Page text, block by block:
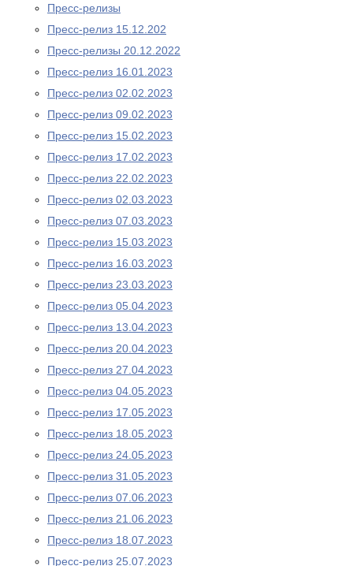
Пресс-релизы
Пресс-релиз 15.12.202
Пресс-релизы 20.12.2022
Пресс-релиз 16.01.2023
Пресс-релиз 02.02.2023
Пресс-релиз 09.02.2023
Пресс-релиз 15.02.2023
Пресс-релиз 17.02.2023
Пресс-релиз 22.02.2023
Пресс-релиз 02.03.2023
Пресс-релиз 07.03.2023
Пресс-релиз 15.03.2023
Пресс-релиз 16.03.2023
Пресс-релиз 23.03.2023
Пресс-релиз 05.04.2023
Пресс-релиз 13.04.2023
Пресс-релиз 20.04.2023
Пресс-релиз 27.04.2023
Пресс-релиз 04.05.2023
Пресс-релиз 17.05.2023
Пресс-релиз 18.05.2023
Пресс-релиз 24.05.2023
Пресс-релиз 31.05.2023
Пресс-релиз 07.06.2023
Пресс-релиз 21.06.2023
Пресс-релиз 18.07.2023
Пресс-релиз 25.07.2023